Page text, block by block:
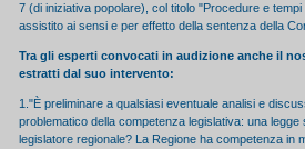
7 (di iniziativa popolare), col titolo "Procedure e
assistito ai sensi e per effetto della sentenza della
Tra gli esperti convocati in audizione anche il
estratti dal suo intervento:
1."È preliminare a qualsiasi eventuale analisi e
problematico della competenza legislativa: una
legislatore regionale? La Regione ha competenza in